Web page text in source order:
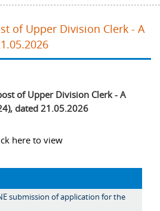
of Upper Division Clerk - A
of Upper Division Clerk - A
dated 21.05.2026
here to view
submission of application for the